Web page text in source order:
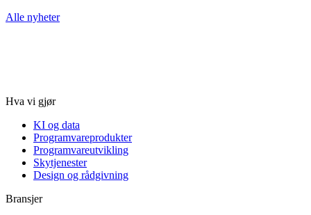
Alle nyheter
Hva vi gjør
KI og data
Programvareprodukter
Programvareutvikling
Skytjenester
Design og rådgivning
Bransjer